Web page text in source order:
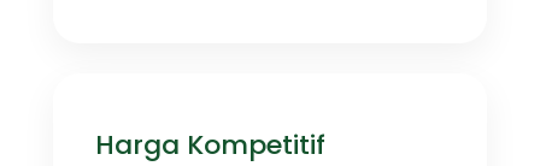
Harga Kompetitif